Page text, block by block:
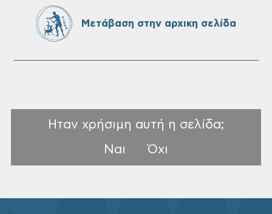
Μετάβαση στην αρχικη σελίδα
Ηταν χρήσιμη αυτή η σελίδα;
Ναι
Όχι